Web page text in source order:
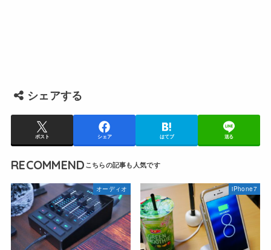
シェアする
ポスト シェア はてブ 送る
RECOMMEND
オーディオ iPhone7